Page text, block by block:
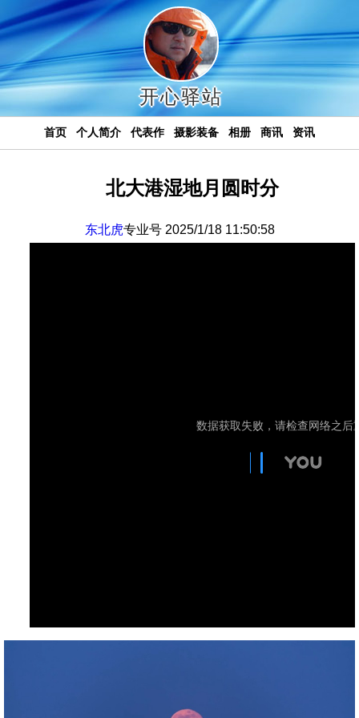
开心驿站
首页 个人简介 代表作 摄影装备 相册 商讯 资讯
北大港湿地月圆时分
东北虎专业号 2025/1/18 11:50:58